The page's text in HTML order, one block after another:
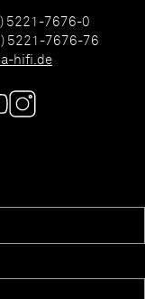
5221-7676-0
5221-7676-76
hifi.de